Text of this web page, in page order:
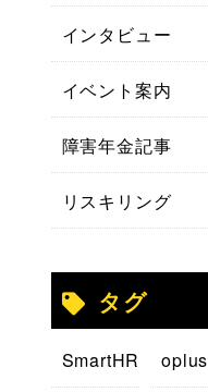
インタビュー
イベント案内
障害年金記事
リスキリング
タグ
SmartHR oplus